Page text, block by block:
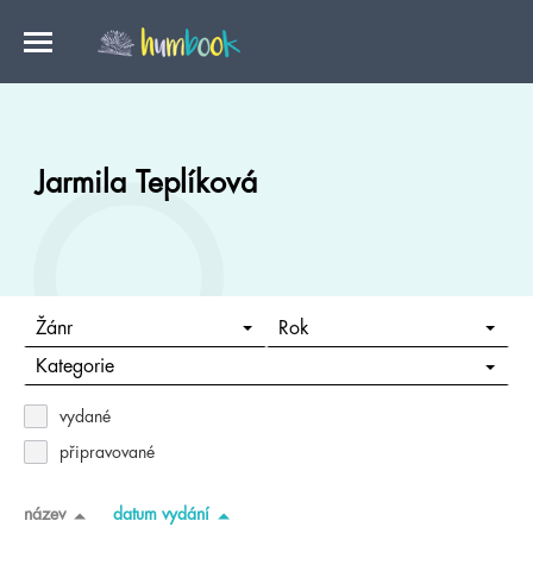
Jarmila Teplíková
Žánr Rok
Kategorie
vydané
připravované
název datum vydání